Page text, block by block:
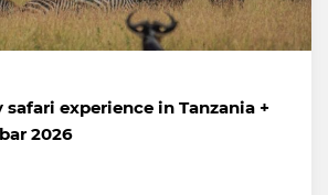
experience in Tanzania +
2026